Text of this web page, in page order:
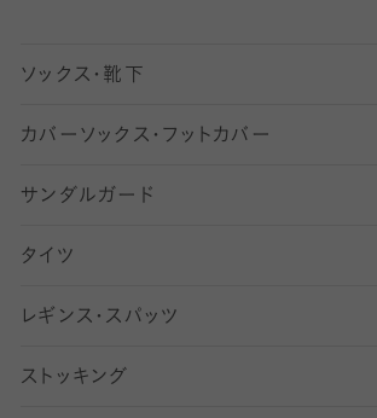
ソックス・靴下
五本指ソックス・靴下
足袋ソックス・靴下
無地・プレーンソックス・靴下
柄ソックス・靴下
スニーカー（くるぶし）用ソックス
カバーソックス・フットカバー
フットカバー・カバーソックス（深め）
フットカバー・カバーソックス（ふつう）
フットカバー・カバーソックス（浅め）
サンダルガード
タイツ
30デニール以下のタイツ（薄手タイツ
31〜40デニールタイツ
レギンス・スパッツ
柄レギンス
ストッキング